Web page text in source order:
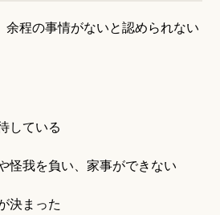
余程の事情がないと認められない
している
怪我を負い、家事ができない
決まった